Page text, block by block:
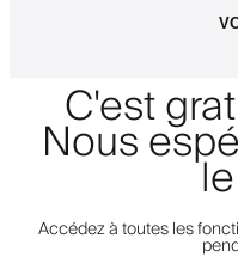
C'est
Nous
Accédez à toutes les